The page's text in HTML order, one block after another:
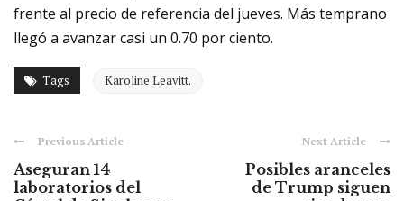
frente al precio de referencia del jueves. Más temprano
llegó a avanzar casi un 0.70 por ciento.
Tags Karoline Leavitt.
Previous Article
Aseguran 14
laboratorios del
Next Article
Posibles aranceles
de Trump siguen